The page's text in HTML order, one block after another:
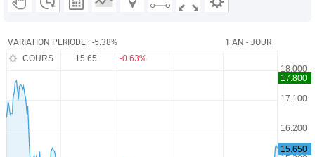
VARIATION PERIODE : -5.38% 1 AN - JOUR
COURS 15.65 -0.63%